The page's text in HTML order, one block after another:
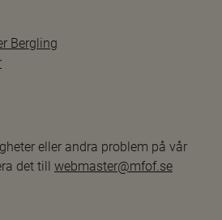
Bergling
eller andra problem på vår
det till webmaster@mfof.se